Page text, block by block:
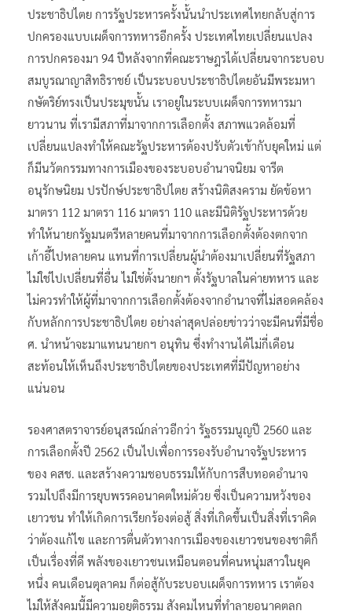
ประชาธิปไตย การรัฐประหารครั้งนั้นนำประเทศไทยกลับสู่การ
ปกครองแบบเผด็จการทหารอีกครั้ง ประเทศไทยเปลี่ยนแปลง
การปกครองมา 94 ปีหลังจากที่คณะราษฎรได้เปลี่ยนจากระบอบ
สมบูรณาญาสิทธิราชย์ เป็นระบอบประชาธิปไตยอันมีพระมหา
กษัตริย์ทรงเป็นประมุขนั้น เราอยู่ในระบบเผด็จการทหารมา
ยาวนาน ที่เรามีสภาที่มาจากการเลือกตั้ง สภาพแวดล้อมที่
เปลี่ยนแปลงทำให้คณะรัฐประหารต้องปรับตัวเข้ากับยุคใหม่ แต่
ก็มีนวัตกรรมทางการเมืองของระบอบอำนาจนิยม จารีต
อนุรักษนิยม ปรปักษ์ประชาธิปไตย สร้างนิติสงคราม ยัดข้อหา
มาตรา 112 มาตรา 116 มาตรา 110 และมีนิติรัฐประหารด้วย
ทำให้นายกรัฐมนตรีหลายคนที่มาจากการเลือกตั้งต้องตกจาก
เก้าอี้ไปหลายคน แทนที่การเปลี่ยนผู้นำต้องมาเปลี่ยนที่รัฐสภา
ไม่ใช่ไปเปลี่ยนที่อื่น ไม่ใช่ตั้งนายกฯ ตั้งรัฐบาลในค่ายทหาร และ
ไม่ควรทำให้ผู้ที่มาจากการเลือกตั้งต้องจากอำนาจที่ไม่สอดคล้อง
กับหลักการประชาธิปไตย อย่างล่าสุดปล่อยข่าวว่าจะมีคนที่มีชื่อ
ศ. นำหน้าจะมาแทนนายกฯ อนุทิน ซึ่งทำงานได้ไม่กี่เดือน
สะท้อนให้เห็นถึงประชาธิปไตยของประเทศที่มีปัญหาอย่าง
แน่นอน
รองศาสตราจารย์อนุสรณ์กล่าวอีกว่า รัฐธรรมนูญปี 2560 และ
การเลือกตั้งปี 2562 เป็นไปเพื่อการรองรับอำนาจรัฐประหาร
ของ คสช. และสร้างความชอบธรรมให้กับการสืบทอดอำนาจ
รวมไปถึงมีการยุบพรรคอนาคตใหม่ด้วย ซึ่งเป็นความหวังของ
เยาวชน ทำให้เกิดการเรียกร้องต่อสู้ สิ่งที่เกิดขึ้นเป็นสิ่งที่เราคิด
ว่าต้องแก้ไข และการตื่นตัวทางการเมืองของเยาวชนของชาติก็
เป็นเรื่องที่ดี พลังของเยาวชนเหมือนตอนที่คนหนุ่มสาวในยุค
หนึ่ง คนเดือนตุลาคม ก็ต่อสู้กับระบอบเผด็จการทหาร เราต้อง
ไม่ให้สังคมนี้มีความอยุติธรรม สังคมไหนที่ทำลายอนาคตลูก